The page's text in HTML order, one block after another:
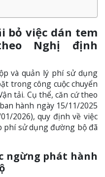
bỏ việc dán tem
Nghị định
và quản lý phí sử dụng
trong công cuộc chuyển
tải. Cụ thể, căn cứ theo
hành ngày 15/11/2025
2026), quy định về việc
phí sử dụng đường bộ đã
ngừng phát hành